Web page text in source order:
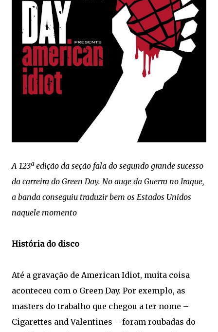
A 123ª edição da seção fala do segundo grande sucesso
da carreira do Green Day. No auge da Guerra no Iraque,
a banda conseguiu traduzir bem os Estados Unidos
naquele momento
História do disco
Até a gravação de American Idiot, muita coisa
aconteceu com o Green Day. Por exemplo, as
masters do trabalho que chegou a ter nome –
Cigarettes and Valentines – foram roubadas do